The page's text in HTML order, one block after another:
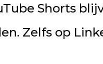
Shorts
Zelfs op